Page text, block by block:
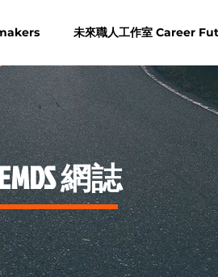
未來職人工作室 Career
網誌